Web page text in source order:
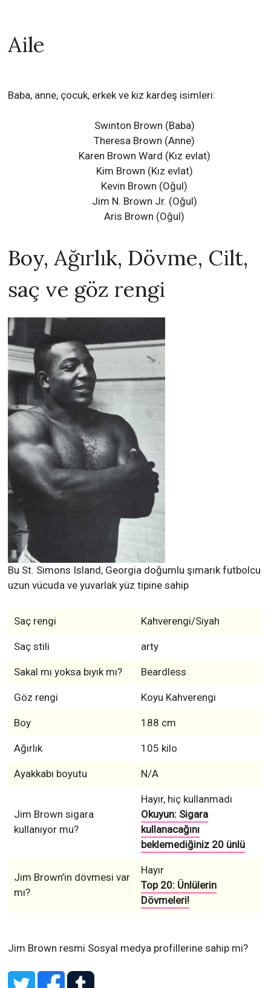
Aile
Baba, anne, çocuk, erkek ve kız kardeş isimleri:
Swinton Brown (Baba)
Theresa Brown (Anne)
Karen Brown Ward (Kız evlat)
Kim Brown (Kız evlat)
Kevin Brown (Oğul)
Jim N. Brown Jr. (Oğul)
Aris Brown (Oğul)
Boy, Ağırlık, Dövme, Cilt,
saç ve göz rengi
Bu St. Simons Island, Georgia doğumlu şımarık futbolcu
uzun vücuda ve yuvarlak yüz tipine sahip
Saç rengi Kahverengi/Siyah
Saç stili arty
Sakal mı yoksa bıyık mı? Beardless
Göz rengi Koyu Kahverengi
Boy 188 cm
Ağırlık 105 kilo
Ayakkabı boyutu N/A
Jim Brown sigara
kullanıyor mu?
Hayır, hiç kullanmadı
Okuyun: Sigara
kullanacağını
beklemediğiniz 20 ünlü
Jim Brown’in dövmesi var
mı?
Hayır
Top 20: Ünlülerin
Dövmeleri!
Jim Brown resmi Sosyal medya profillerine sahip mi?